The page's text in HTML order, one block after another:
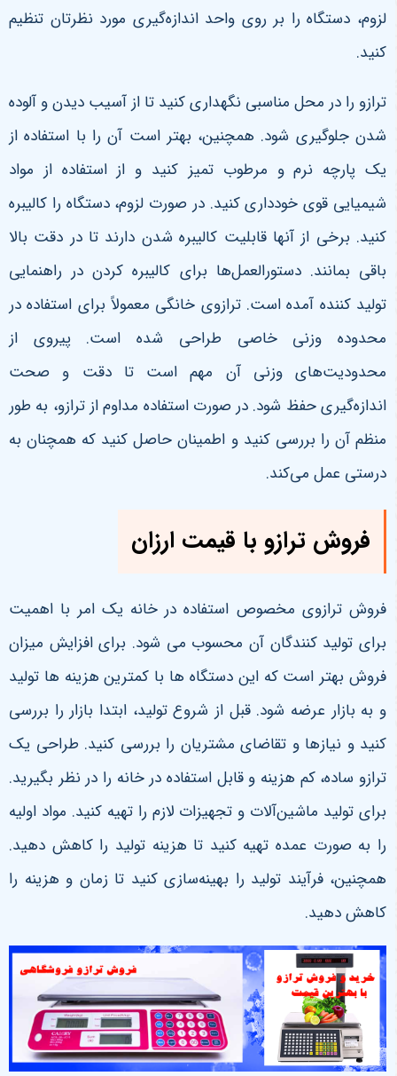
لزوم، دستگاه را بر روی واحد اندازه‌گیری مورد نظرتان تنظیم
کنید.
ترازو را در محل مناسبی نگهداری کنید تا از آسیب دیدن و آلوده
شدن جلوگیری شود. همچنین، بهتر است آن را با استفاده از
یک پارچه نرم و مرطوب تمیز کنید و از استفاده از مواد
شیمیایی قوی خودداری کنید. در صورت لزوم، دستگاه را کالیبره
کنید. برخی از آنها قابلیت کالیبره شدن دارند تا در دقت بالا
باقی بمانند. دستورالعمل‌ها برای کالیبره کردن در راهنمایی
تولید کننده آمده است. ترازوی خانگی معمولاً برای استفاده در
محدوده وزنی خاصی طراحی شده است. پیروی از
محدودیت‌های وزنی آن مهم است تا دقت و صحت
اندازه‌گیری حفظ شود. در صورت استفاده مداوم از ترازو، به طور
منظم آن را بررسی کنید و اطمینان حاصل کنید که همچنان به
درستی عمل می‌کند.
فروش ترازو با قیمت ارزان
فروش ترازوی مخصوص استفاده در خانه یک امر با اهمیت
برای تولید کنندگان آن محسوب می شود. برای افزایش میزان
فروش بهتر است که این دستگاه ها با کمترین هزینه ها تولید
و به بازار عرضه شود. قبل از شروع تولید، ابتدا بازار را بررسی
کنید و نیازها و تقاضای مشتریان را بررسی کنید. طراحی یک
ترازو ساده، کم هزینه و قابل استفاده در خانه را در نظر بگیرید.
برای تولید ماشین‌آلات و تجهیزات لازم را تهیه کنید. مواد اولیه
را به صورت عمده تهیه کنید تا هزینه تولید را کاهش دهید.
همچنین، فرآیند تولید را بهینه‌سازی کنید تا زمان و هزینه را
کاهش دهید.